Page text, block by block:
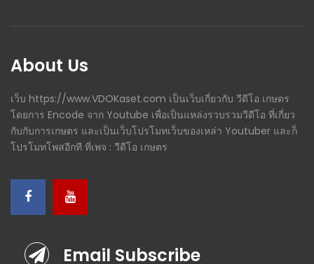
About Us
เว็บ https://www.VDOKaset.com เป็นเว็บเกี่ยวกับ วีดีโอ เกษตร
โดยการ Encode จาก Youtube เพื่อเป็นแหล่งรวบรวมวีดีโอ ที่เกี่ยว
กับกับการเกษตร และเป็นเว็บโปรโมทเว็บของเหล่า Youtuber และก็
โปรโมทโพสอีกที ที่เพจ : วีดีโอ เกษตร
Email Subscribe